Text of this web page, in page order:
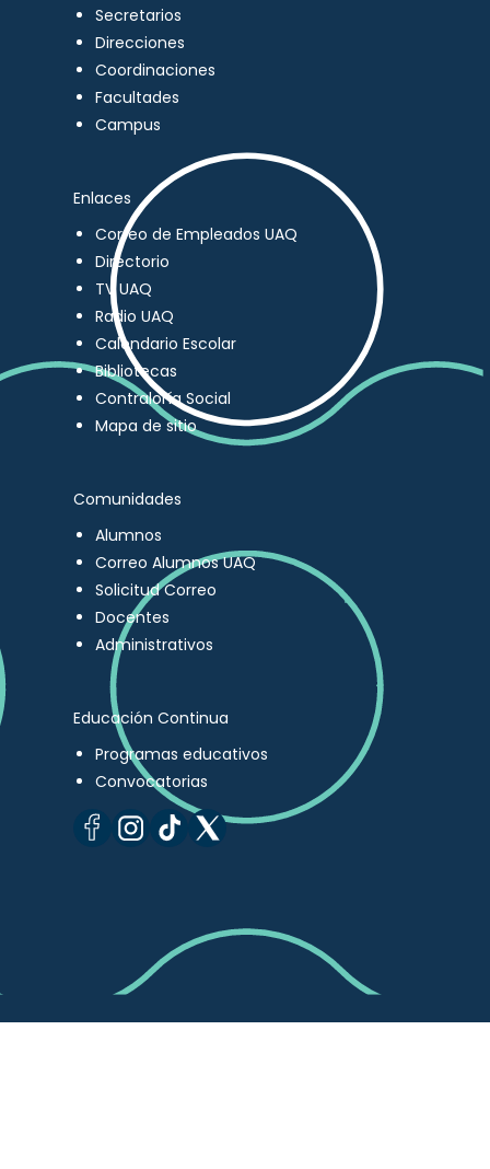
Secretarios
Direcciones
Coordinaciones
Facultades
Campus
Enlaces
Correo de Empleados UAQ
Directorio
TV UAQ
Radio UAQ
Calendario Escolar
Bibliotecas
Contraloría Social
Mapa de sitio
Comunidades
Alumnos
Correo Alumnos UAQ
Solicitud Correo
Docentes
Administrativos
Educación Continua
Programas educativos
Convocatorias